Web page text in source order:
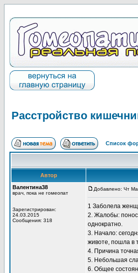
Расстройство
Список
Автор
Валентина38
врач, пока не гомеопат
Зарегистрирован:
24.03.2015
Сообщения: 318
Добавлено: Чт
1 Заболела
2. Жалобы:
однократно.
3. Начало:
животе, пошла в
4. Причина
5. Небольшая
6. Общее